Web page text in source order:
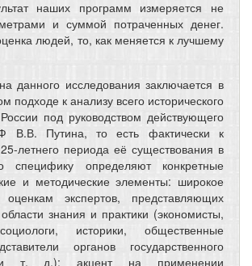
наших программ измеряется не
и суммой потраченных денег.
людей, то, как меняется к лучшему
данного исследования заключается в
подходе к анализу всего исторического
под руководством действующего
В.В. Путина, то есть фактически к
летнего периода её существования в
специфику определяют конкретные
и методические элементы: широкое
экспертов, представляющих
знания и практики (экономисты,
историки, общественные
органов государственного
и т. д.); акцент на применении